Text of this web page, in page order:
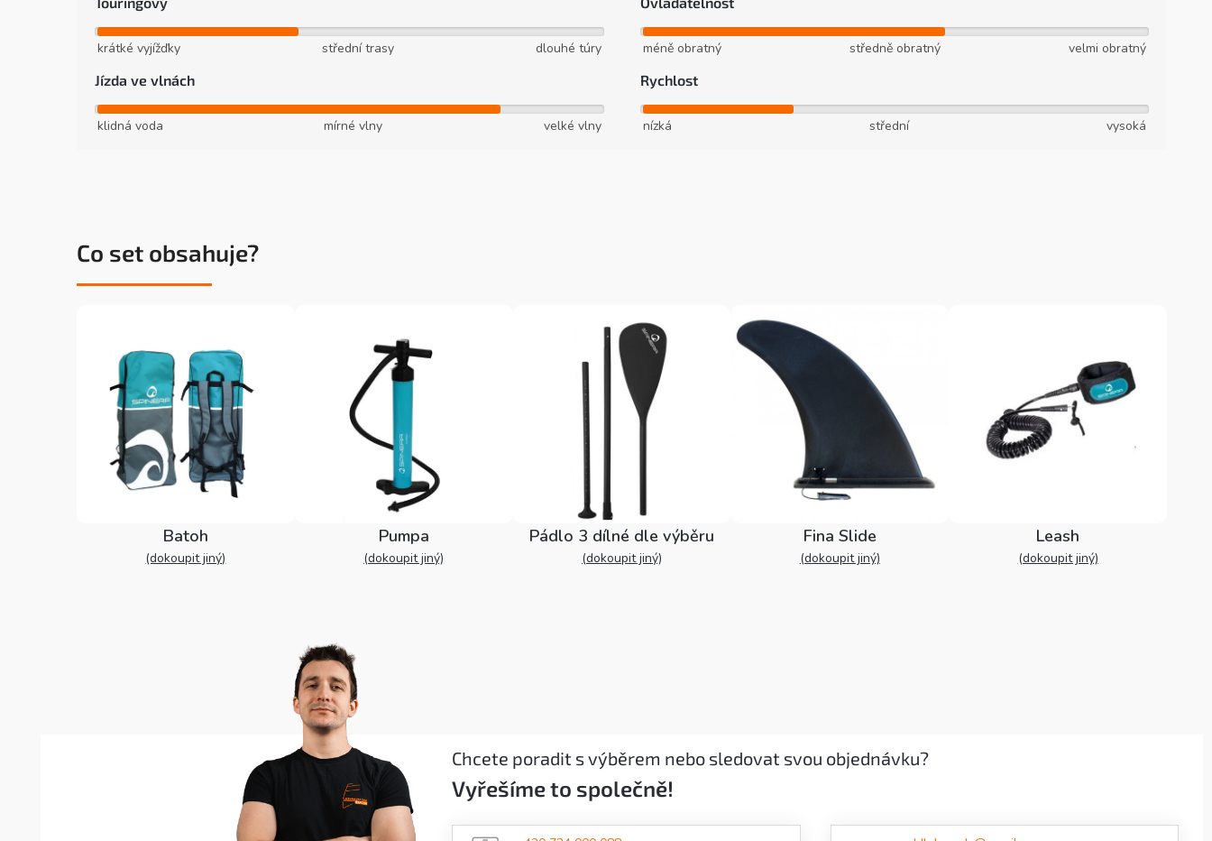
krátké vyjížďky střední trasy dlouhé túry méně obratný středně obratný
velmi obratný
Jízda ve vlnách
klidná voda mírné vlny velké vlny
Rychlost
nízká střední vysoká
Co set obsahuje?
Batoh
(dokoupit jiný)
Pumpa
(dokoupit jiný)
Pádlo 3 dílné dle výběru
(dokoupit jiný)
Fina Slide
(dokoupit jiný)
Leash
(dokoupit jiný)
Chcete poradit s výběrem nebo sledovat svou objednávku?
Vyřešíme to společně!